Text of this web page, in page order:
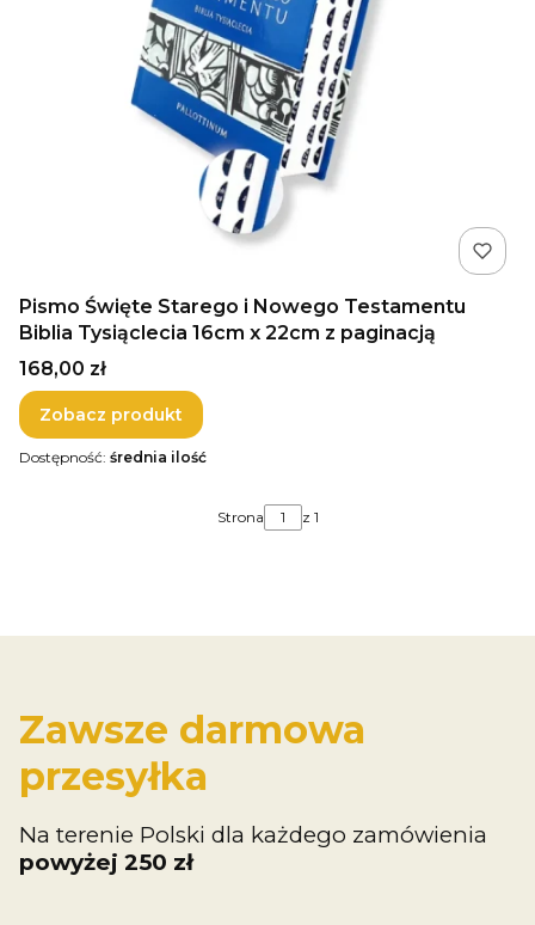
Pismo Święte Starego i Nowego Testamentu
Biblia Tysiąclecia 16cm x 22cm z paginacją
Cena
168,00 zł
Zobacz produkt
Dostępność: średnia ilość
Strona z 1
Zawsze darmowa
przesyłka
Na terenie Polski dla każdego zamówienia
powyżej 250 zł